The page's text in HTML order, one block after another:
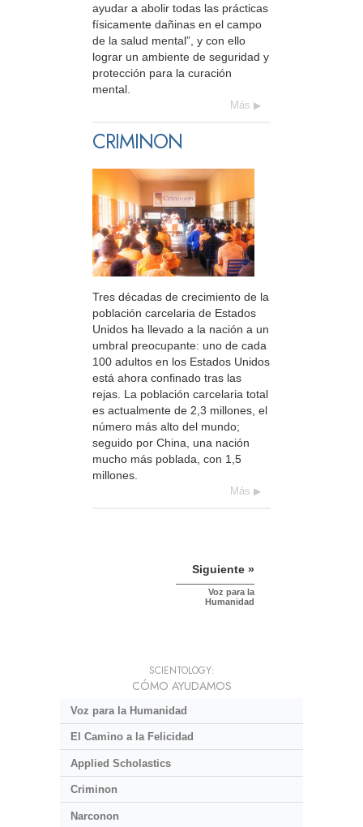
ayudar a abolir todas las prácticas
físicamente dañinas en el campo
de la salud mental”, y con ello
lograr un ambiente de seguridad y
protección para la curación
mental.
Más
CRIMINON
Tres décadas de crecimiento de la
población carcelaria de Estados
Unidos ha llevado a la nación a un
umbral preocupante: uno de cada
100 adultos en los Estados Unidos
está ahora confinado tras las
rejas. La población carcelaria total
es actualmente de 2,3 millones, el
número más alto del mundo;
seguido por China, una nación
mucho más poblada, con 1,5
millones.
Más
Siguiente »
Voz para la
Humanidad
SCIENTOLOGY:
CÓMO AYUDAMOS
Voz para la Humanidad
El Camino a la Felicidad
Applied Scholastics
Criminon
Narconon